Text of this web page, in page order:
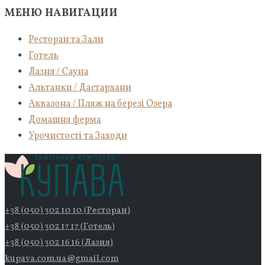
МЕНЮ НАВИГАЦИИ
Ресторан та Зали
Готель
Лазня / Сауна
Альтанки / Дастархани
Аквазона / Пляж на березі Озера
Домашня ферма
Урочистості та Заходи
+38 (050) 302 10 10 (Ресторан)
+38 (050) 302 17 17 (Готель)
+38 (050) 302 16 16 (Лазня)
kupava.com.ua@gmail.com